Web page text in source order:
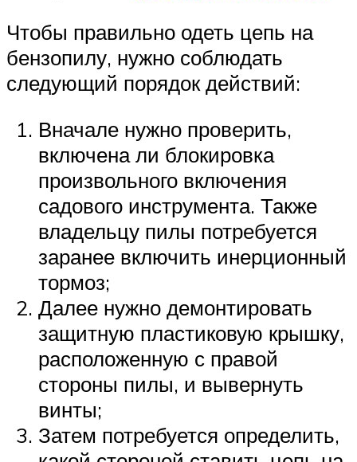
Чтобы правильно одеть цепь на
бензопилу, нужно соблюдать
следующий порядок действий:
Вначале нужно проверить,
включена ли блокировка
произвольного включения
садового инструмента. Также
владельцу пилы потребуется
заранее включить инерционный
тормоз;
Далее нужно демонтировать
защитную пластиковую крышку,
расположенную с правой
стороны пилы, и вывернуть
винты;
Затем потребуется определить,